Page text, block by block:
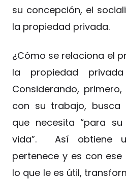
su concepción, el
la propiedad privada.
¿Cómo se relaciona el
la propiedad
Considerando,
con su trabajo, busca
que necesita “para
vida”. Así obtiene
pertenece y es con
lo que le es útil,